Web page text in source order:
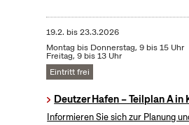
19.2. bis23.3.2026
Montag bis Donnerstag, 9 bis 15 Uhr
Freitag, 9 bis 13 Uhr
Eintritt frei
Deutzer Hafen – Teilplan A in
Informieren Sie sich zur Planung